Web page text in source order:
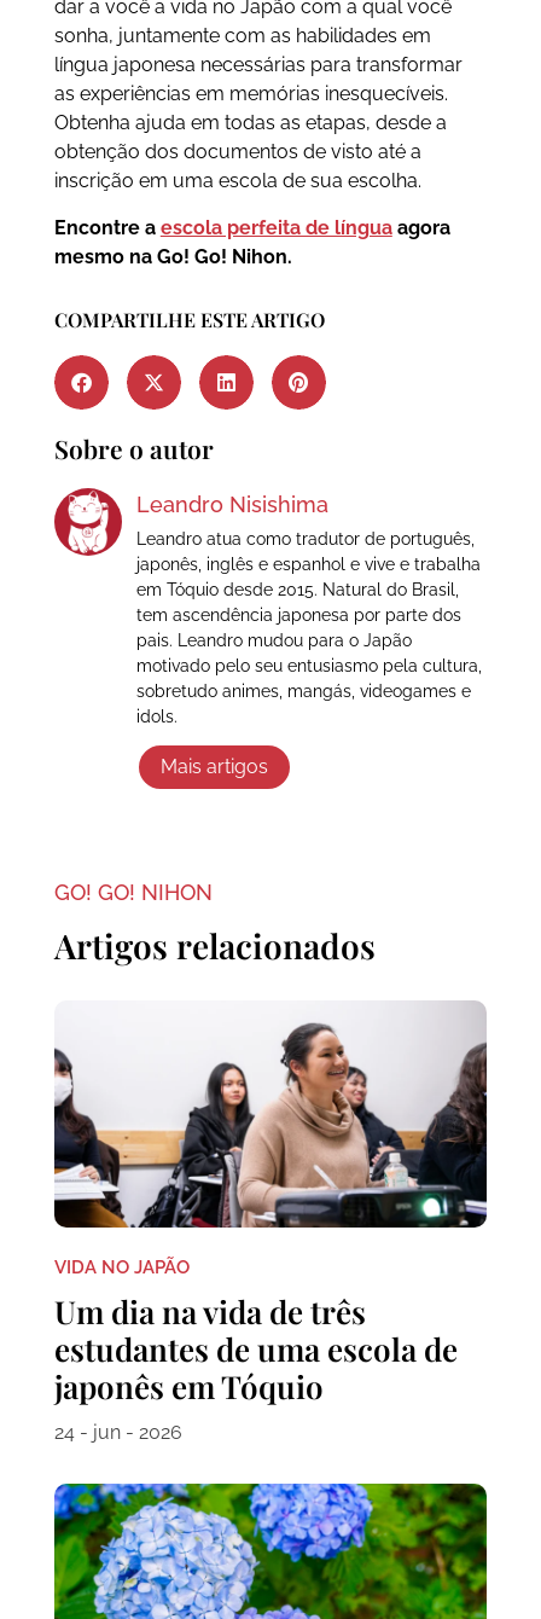
dar a você a vida no Japão com a qual você
sonha, juntamente com as habilidades em
língua japonesa necessárias para transformar
as experiências em memórias inesquecíveis.
Obtenha ajuda em todas as etapas, desde a
obtenção dos documentos de visto até a
inscrição em uma escola de sua escolha.
Encontre a escola perfeita de línguaagora
mesmo na Go! Go! Nihon.
COMPARTILHE ESTE ARTIGO
Sobre o autor
Leandro Nisishima
Leandro atua como tradutor de português,
japonês, inglês e espanhol e vive e trabalha
em Tóquio desde 2015. Natural do Brasil,
tem ascendência japonesa por parte dos
pais. Leandro mudou para o Japão
motivado pelo seu entusiasmo pela cultura,
sobretudo animes, mangás, videogames e
idols.
Mais artigos
GO! GO! NIHON
Artigos relacionados
VIDA NO JAPÃO
Um dia na vida de três
estudantes de uma escola de
japonês em Tóquio
24 - jun - 2026